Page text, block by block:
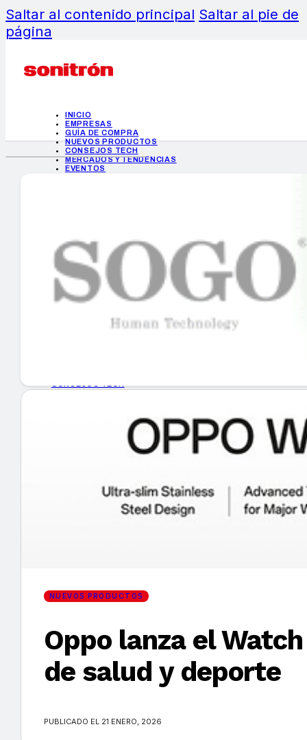
Saltar al contenido principal Saltar al pie de
página
INICIO
EMPRESAS
GUÍA DE COMPRA
NUEVOS PRODUCTOS
CONSEJOS TECH
MERCADOS Y TENDENCIAS
EVENTOS
INICIO
EMPRESAS
GUÍA DE COMPRA
NUEVOS PRODUCTOS
Oppo lanza el
de salud y deporte
PUBLICADO EL 21 ENERO, 2026